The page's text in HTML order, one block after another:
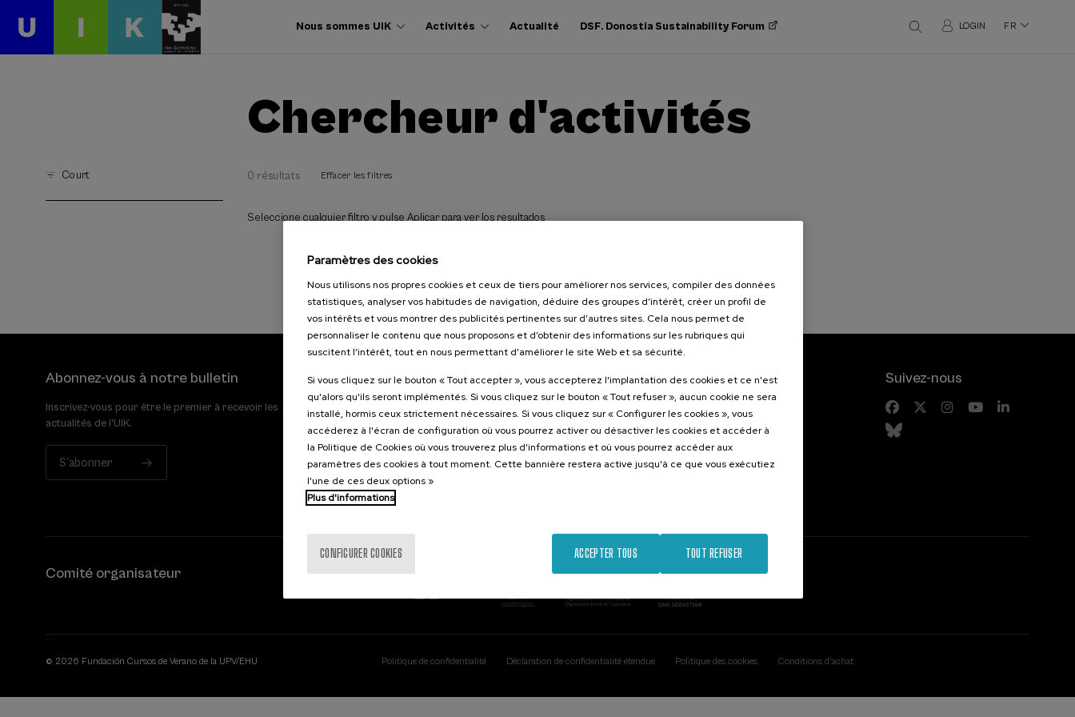
Nous sommes UIK Activités Actualité DSF. Donostia Sustainability Forum LOGIN FR
Chercheur d'activités
Court 0 résultats Effacer les filtres
Seleccione cualquier filtro y pulse Aplicar para ver los resultados
Abonnez-vous à notre bulletin
Inscrivez-vous pour être le premier à recevoir les
actualités de l'UIK.
S'abonner
Contact
20007 Donostia / San Sebastián
Contactez-nous!
Intéressant...
Activités précédentes
Suivez-nous
Comité organisateur
© 2026 Fundación Cursos de Verano de la UPV/EHU Politique de confidentialité Déclaration de confidentialité étendue Politique des cookies Conditions d'achat
Paramètres des cookies
Nous utilisons nos propres cookies et ceux de tiers pour améliorer nos services, compiler des données
statistiques, analyser vos habitudes de navigation, déduire des groupes d’intérêt, créer un profil de
vos intérêts et vous montrer des publicités pertinentes sur d’autres sites. Cela nous permet de
personnaliser le contenu que nous proposons et d’obtenir des informations sur les rubriques qui
suscitent l’intérêt, tout en nous permettant d’améliorer le site Web et sa sécurité.
Si vous cliquez sur le bouton « Tout accepter », vous accepterez l'implantation des cookies et ce n'est
qu'alors qu'ils seront implémentés. Si vous cliquez sur le bouton « Tout refuser », aucun cookie ne sera
installé, hormis ceux strictement nécessaires. Si vous cliquez sur « Configurer les cookies », vous
accéderez à l'écran de configuration où vous pourrez activer ou désactiver les cookies et accéder à
la Politique de Cookies où vous trouverez plus d'informations et où vous pourrez accéder aux
paramètres des cookies à tout moment. Cette bannière restera active jusqu'à ce que vous exécutiez
l'une de ces deux options »
Plus d'informations
CONFIGURER COOKIES TOUT REFUSER
ACCEPTER TOUS